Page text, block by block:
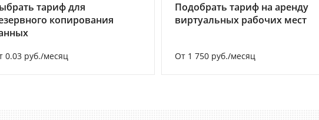
тариф для
копирования
0.03 руб./месяц
Подобрать тариф на аренду
виртуальных рабочих мест
От 1 750 руб./месяц